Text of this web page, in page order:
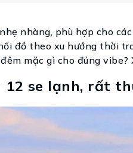
nhàng, phù hợp cho
đồ theo xu hướng thời
mặc gì cho đúng vibe?
se lạnh, rất